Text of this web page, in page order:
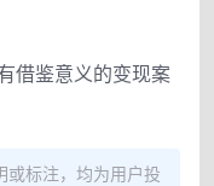
借鉴意义的变现案
或标注，均为用户投